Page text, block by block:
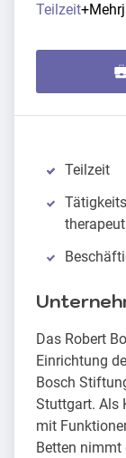
Teilzeit+
Teilzeit
Das Robert
Einrichtung
Bosch
Stuttgart. Als
mit
Betten nimmt